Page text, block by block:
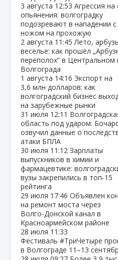
3 августа 12:53 Агрессия
опьянения: волгоградку
подозревают в нападении с
ножом на прохожую
2 августа 11:45Лето,
веселье: как прошёл
переполох“ в Центральном
Волгограда
1 августа 14:16 Экспорт на
3,6 млн долларов: как
волгоградский бизнес
на зарубежные рынки
31 июля 12:11
область под ударом:
озвучил данные о
атаки БПЛА
30 июля 11:12 Зарплаты
выпускников в химии и
фармацевтике:
вузы закрепились в топ‑15
рейтинга
29 июля 17:46 Объявлен
на ремонт моста через
Волго‑Донской канал в
Красноармейском районе
28 июля 11:33
Фестиваль #ТриЧетыре
в Волгограде 11–13